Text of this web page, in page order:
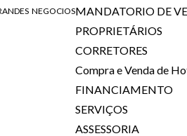
NEGOCIOSMANDATORIO DE
PROPRIETÁRIOS
CORRETORES
Compra e Venda de
FINANCIAMENTO
SERVIÇOS
ASSESSORIA